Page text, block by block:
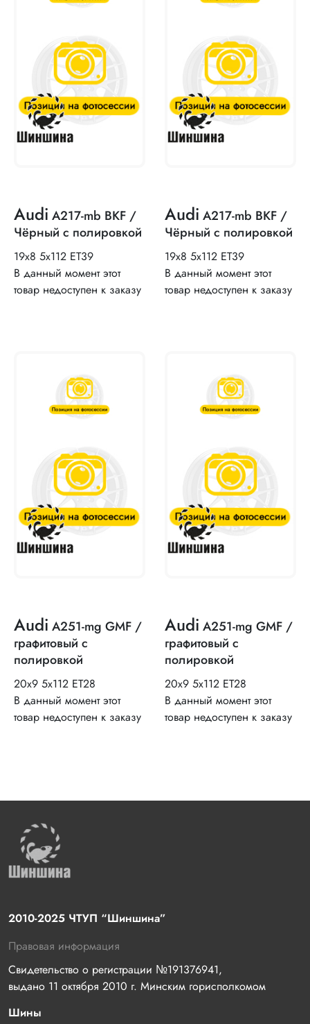
Audi A217-mb BKF /
Чёрный с полировкой
19x8 5x112 ET39
В данный момент этот
товар недоступен к заказу
Audi A217-mb BKF /
Чёрный с полировкой
19x8 5x112 ET39
В данный момент этот
товар недоступен к заказу
Audi A251-mg GMF /
графитовый с
полировкой
20x9 5x112 ET28
В данный момент этот
товар недоступен к заказу
Audi A251-mg GMF /
графитовый с
полировкой
20x9 5x112 ET28
В данный момент этот
товар недоступен к заказу
2010-2025 ЧТУП “Шиншина”
Правовая информация
Свидетельство о регистрации №191376941,
выдано 11 октября 2010 г. Минским горисполкомом
Шины